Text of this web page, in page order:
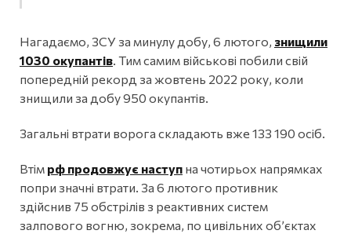
Нагадаємо, ЗСУ за минулу добу, 6 лютого, знищили
1030 окупантів. Тим самим військові побили свій
попередній рекорд за жовтень 2022 року, коли
знищили за добу 950 окупантів.
Загальні втрати ворога складають вже 133 190 осіб.
Втім рф продовжує наступ на чотирьох напрямках
попри значні втрати. За 6 лютого противник
здійснив 75 обстрілів з реактивних систем
залпового вогню, зокрема, по цивільних об’єктах